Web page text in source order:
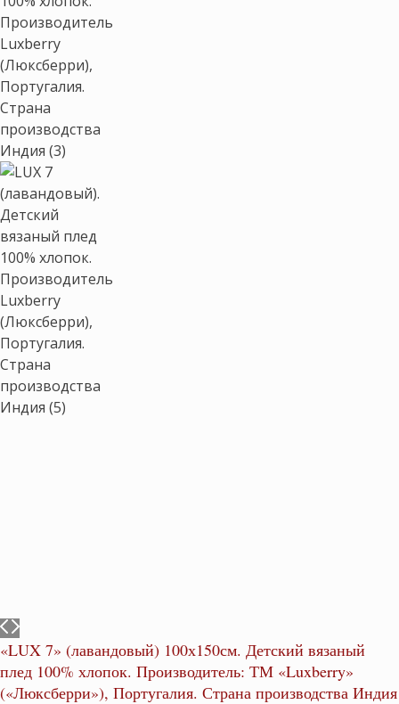
«LUX 7» (лавандовый) 100х150см. Детский вязаный
плед 100% хлопок. Производитель: ТМ «Luxberry»
(«Люксберри»), Португалия. Страна производства Индия